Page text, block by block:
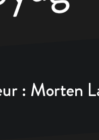
: Morten